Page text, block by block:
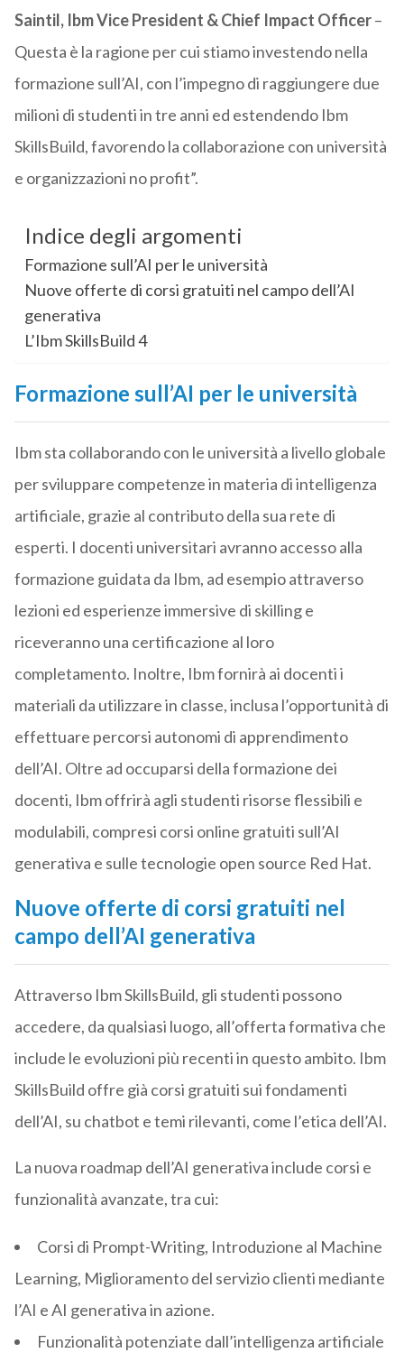
Saintil, Ibm Vice President & Chief Impact Officer–
Questa è la ragione per cui stiamo investendo nella
formazione sull’AI, con l’impegno di raggiungere due
milioni di studenti in tre anni ed estendendo Ibm
SkillsBuild, favorendo la collaborazione con università
e organizzazioni no profit”.
Indice degli argomenti
Formazione sull’AI per le università
Nuove offerte di corsi gratuiti nel campo dell’AI
generativa
L’Ibm SkillsBuild 4
Formazione sull’AI per le università
Ibm sta collaborando con le università a livello globale
per sviluppare competenze in materia di intelligenza
artificiale, grazie al contributo della sua rete di
esperti. I docenti universitari avranno accesso alla
formazione guidata da Ibm, ad esempio attraverso
lezioni ed esperienze immersive di skilling e
riceveranno una certificazione al loro
completamento. Inoltre, Ibm fornirà ai docenti i
materiali da utilizzare in classe, inclusa l’opportunità di
effettuare percorsi autonomi di apprendimento
dell’AI. Oltre ad occuparsi della formazione dei
docenti, Ibm offrirà agli studenti risorse flessibili e
modulabili, compresi corsi online gratuiti sull’AI
generativa e sulle tecnologie open source Red Hat.
Nuove offerte di corsi gratuiti nel
campo dell’AI generativa
Attraverso Ibm SkillsBuild, gli studenti possono
accedere, da qualsiasi luogo, all’offerta formativa che
include le evoluzioni più recenti in questo ambito. Ibm
SkillsBuild offre già corsi gratuiti sui fondamenti
dell’AI, su chatbot e temi rilevanti, come l’etica dell’AI.
La nuova roadmap dell’AI generativa include corsi e
funzionalità avanzate, tra cui:
Corsi di Prompt-Writing, Introduzione al Machine
Learning, Miglioramento del servizio clienti mediante
l’AI e AI generativa in azione.
Funzionalità potenziate dall’intelligenza artificiale